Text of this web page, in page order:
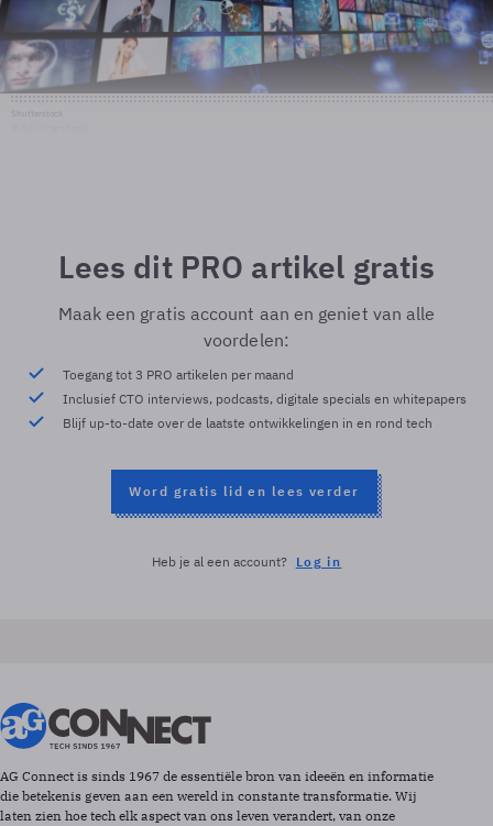
Lees dit PRO artikel gratis
Maak een gratis account aan en geniet van alle
voordelen:
Toegang tot 3 PRO artikelen per maand
Inclusief CTO interviews, podcasts, digitale specials en whitepapers
Blijf up-to-date over de laatste ontwikkelingen in en rond tech
Word gratis lid en lees verder
Heb je al een account? Log in
AG Connect is sinds 1967 de essentiële bron van ideeën en informatie
die betekenis geven aan een wereld in constante transformatie. Wij
laten zien hoe tech elk aspect van ons leven verandert, van onze